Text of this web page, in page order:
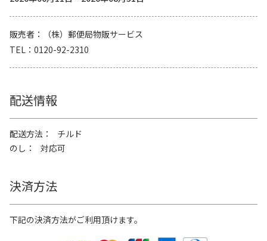
販売者
（株）郵便局物販サービス
TEL
0120-92-2310
配送情報
配送方法
チルド
のし
対応可
決済方法
下記の決済方法がご利用頂けます。